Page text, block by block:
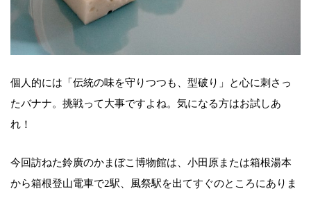
個人的には「伝統の味を守りつつも、型破り」と心に刺さっ
たバナナ。挑戦って大事ですよね。気になる方はお試しあ
れ！
今回訪ねた鈴廣のかまぼこ博物館は、小田原または箱根湯本
から箱根登山電車で2駅、風祭駅を出てすぐのところにありま